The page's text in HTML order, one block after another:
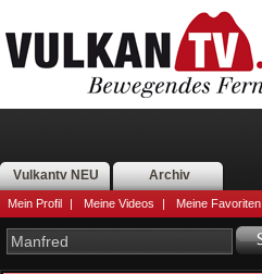
Vulkantv NEU Archiv
Mein Profil | Meine Videos | Meine Favoriten